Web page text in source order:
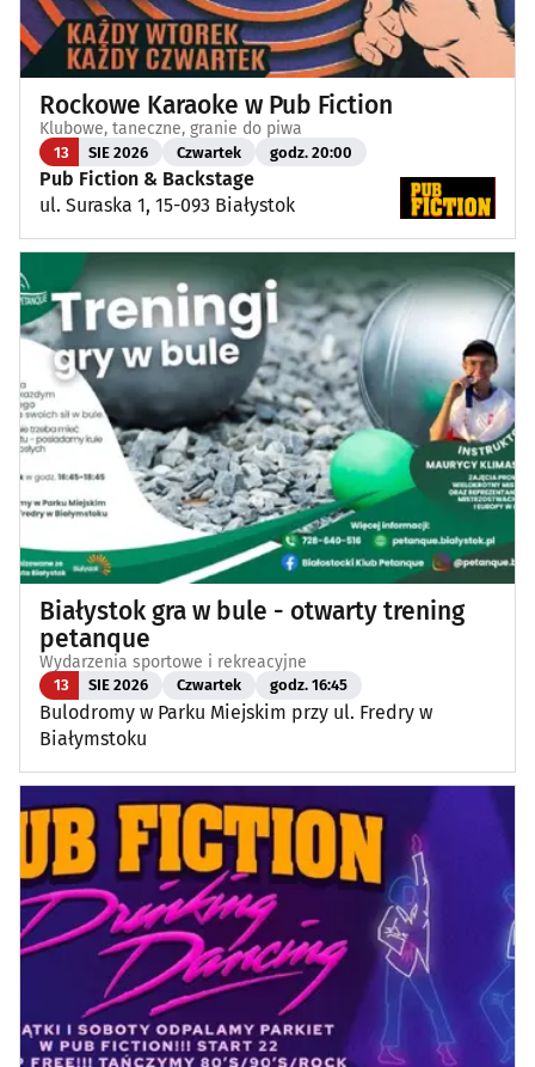
Rockowe Karaoke w Pub Fiction
Klubowe, taneczne, granie do piwa
13 SIE 2026 Czwartek godz. 20:00
Pub Fiction & Backstage
ul. Suraska 1, 15-093 Białystok
Białystok gra w bule - otwarty trening
petanque
Wydarzenia sportowe i rekreacyjne
13 SIE 2026 Czwartek godz. 16:45
Bulodromy w Parku Miejskim przy ul. Fredry w
Białymstoku